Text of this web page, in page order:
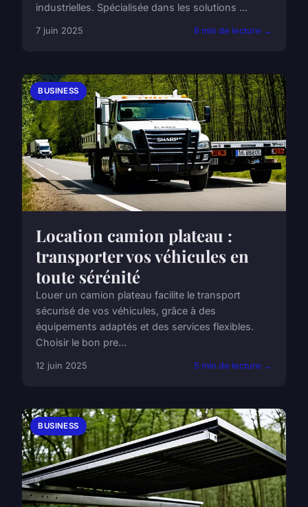
industrielles. Spécialisée dans les solutions ...
7 juin 2025 8 min de lecture →
BUSINESS
Location camion plateau :
transporter vos véhicules en
toute sérénité
Louer un camion plateau facilite le transport
sécurisé de vos véhicules, grâce à des
équipements adaptés et des services flexibles.
Choisir le bon pre...
12 juin 2025 5 min de lecture →
BUSINESS